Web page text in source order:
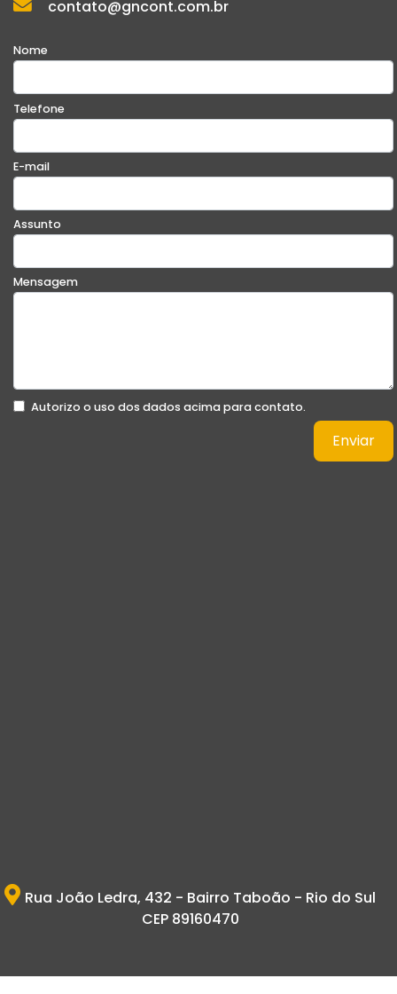
contato@gncont.com.br
Nome
Telefone
E-mail
Assunto
Mensagem
Autorizo o uso dos dados acima para contato.
Enviar
Rua João Ledra, 432 - Bairro Taboão - Rio do Sul
CEP 89160470